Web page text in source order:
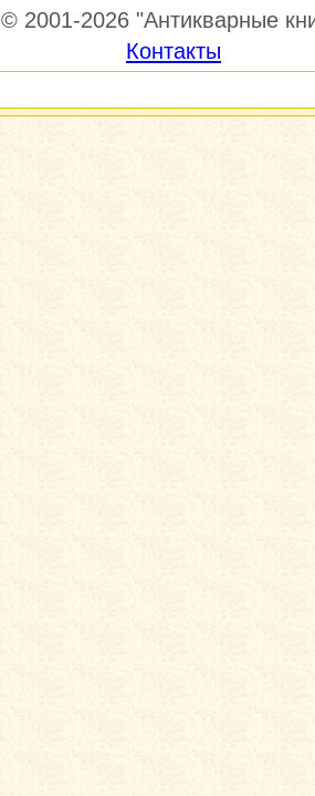
© 2001-2026 "Антикварные
Контакты